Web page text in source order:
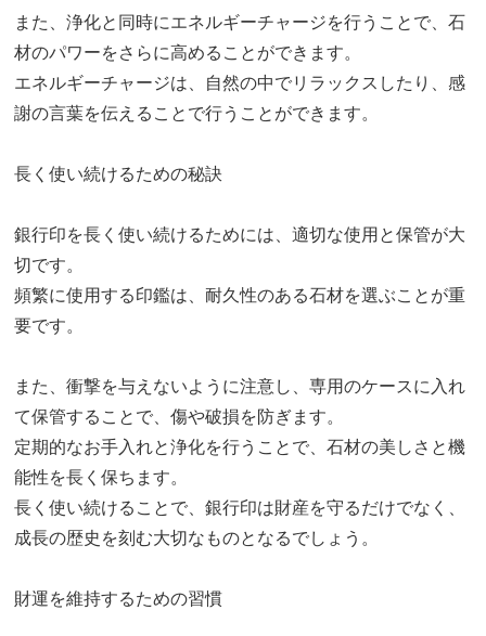
また、浄化と同時にエネルギーチャージを行うことで、石
材のパワーをさらに高めることができます。
エネルギーチャージは、自然の中でリラックスしたり、感
謝の言葉を伝えることで行うことができます。
長く使い続けるための秘訣
銀行印を長く使い続けるためには、適切な使用と保管が大
切です。
頻繁に使用する印鑑は、耐久性のある石材を選ぶことが重
要です。
また、衝撃を与えないように注意し、専用のケースに入れ
て保管することで、傷や破損を防ぎます。
定期的なお手入れと浄化を行うことで、石材の美しさと機
能性を長く保ちます。
長く使い続けることで、銀行印は財産を守るだけでなく、
成長の歴史を刻む大切なものとなるでしょう。
財運を維持するための習慣